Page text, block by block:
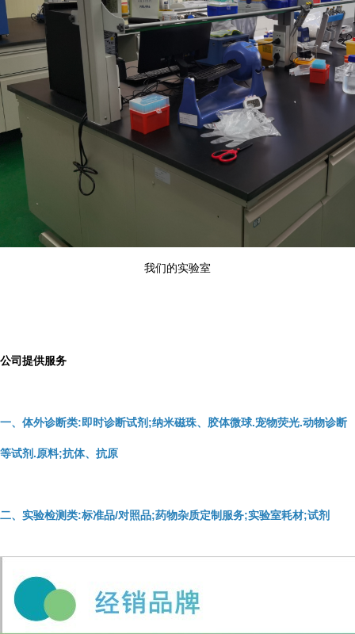
我们的实验室
公司提供服务
一、体外诊断类:即时诊断试剂;纳米磁珠、胶体微球.宠物荧光.动物诊断
等试剂.原料;抗体、抗原
二、实验检测类:标准品/对照品;药物杂质定制服务;实验室耗材;试剂